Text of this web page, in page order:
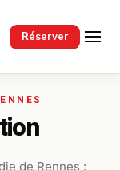
Réserver
de Rennes :